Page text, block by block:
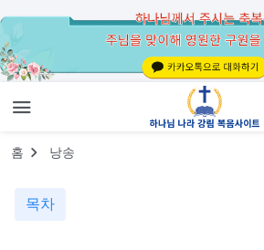
홈 낭송
목차